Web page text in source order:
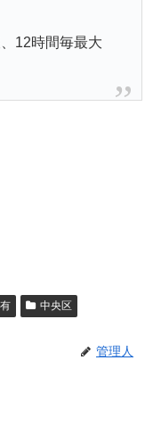
12時間毎最大
中央区
管理人